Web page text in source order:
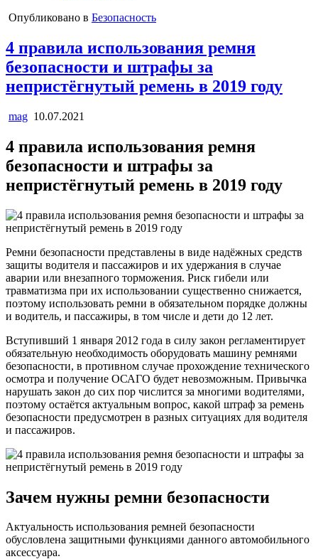
Опубликовано в Безопасность
4 правила использования ремня
безопасности и штрафы за
непристёгнутый ремень в 2019 году
mag 10.07.2021
4 правила использования ремня
безопасности и штрафы за
непристёгнутый ремень в 2019 году
Ремни безопасности представлены в виде надёжных средств
защиты водителя и пассажиров и их удержания в случае
аварии или внезапного торможения. Риск гибели или
травматизма при их использовании существенно снижается,
поэтому использовать ремни в обязательном порядке должны
и водитель, и пассажиры, в том числе и дети до 12 лет.
Вступивший 1 января 2012 года в силу закон регламентирует
обязательную необходимость оборудовать машину ремнями
безопасности, в противном случае прохождение технического
осмотра и получение ОСАГО будет невозможным. Привычка
нарушать закон до сих пор числится за многими водителями,
поэтому остаётся актуальным вопрос, какой штраф за ремень
безопасности предусмотрен в разных ситуациях для водителя
и пассажиров.
Зачем нужны ремни безопасности
Актуальность использования ремней безопасности
обусловлена защитными функциями данного автомобильного
аксессуара.